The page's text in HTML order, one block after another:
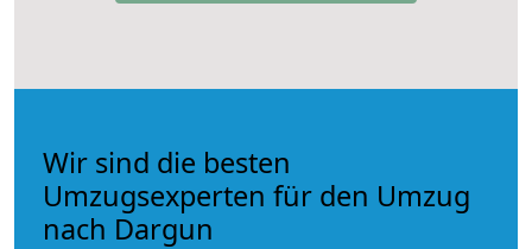
Wir sind die besten
Umzugsexperten für den Umzug
nach Dargun